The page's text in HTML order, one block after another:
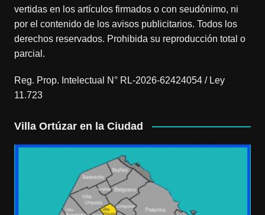
vertidas en los artículos firmados o con seudónimo, ni
por el contenido de los avisos publicitarios. Todos los
derechos reservados. Prohibida su reproducción total o
parcial.
Reg. Prop. Intelectual N° RL-2026-62424054 / Ley
11.723
Villa Ortúzar en la Ciudad